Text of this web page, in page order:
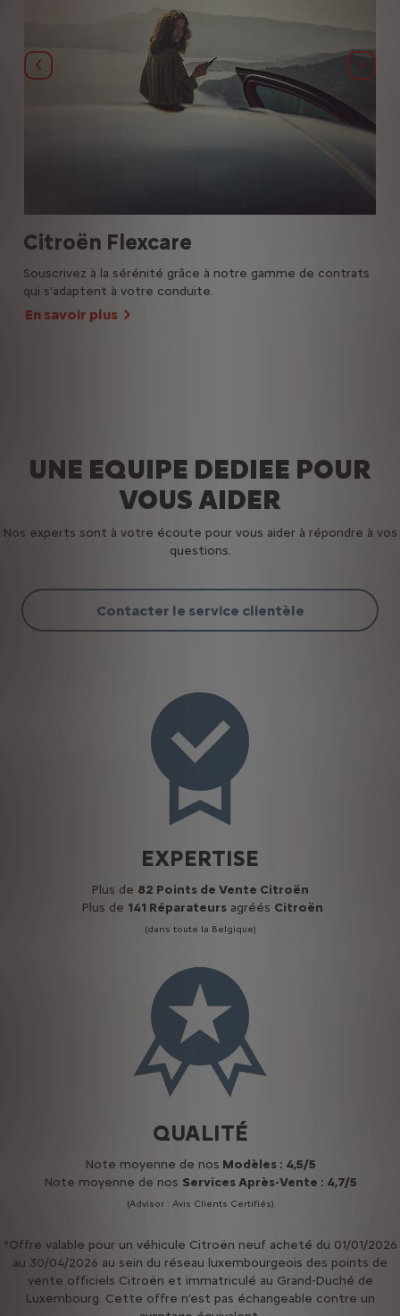
Précédent
Citroën Flexcare
Souscrivez à la sérénité grâce à notre gamme de contrats
qui s'adaptent à votre conduite.
En savoir plus
UNE EQUIPE DEDIEE POUR
VOUS AIDER
Nos experts sont à votre écoute pour vous aider à répondre à vos
questions.
Contacter le service clientèle
EXPERTISE
Plus de 82 Points de Vente Citroën
Plus de 141 Réparateursagréés Citroën
(dans toute la Belgique)
QUALITÉ
Note moyenne de nos Modèles : 4,5/5
Note moyenne de nos Services Après-Vente : 4,7/5
(Advisor : Avis Clients Certifiés)
*Offre valable pour un véhicule Citroën neuf acheté du 01/01/2026
au 30/04/2026 au sein du réseau luxembourgeois des points de
vente officiels Citroën et immatriculé au Grand-Duché de
Luxembourg. Cette offre n’est pas échangeable contre un